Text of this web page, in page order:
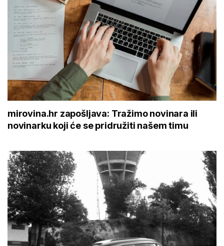
mirovina.hr zapošljava: Tražimo novinara ili
novinarku koji će se pridružiti našem timu